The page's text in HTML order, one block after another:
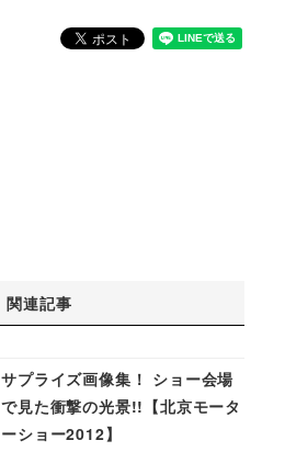
関連記事
サプライズ画像集！ ショー会場
で見た衝撃の光景!!【北京モータ
ーショー2012】